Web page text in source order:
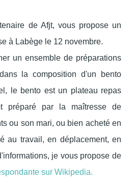
de Afjt, vous propose un
à Labège le 12 novembre.
un ensemble de préparations
la composition d'un bento
le bento est un plateau repas
préparé par la maîtresse de
ou son mari, ou bien acheté en
au travail, en déplacement, en
je vous propose de
sur Wikipedia.